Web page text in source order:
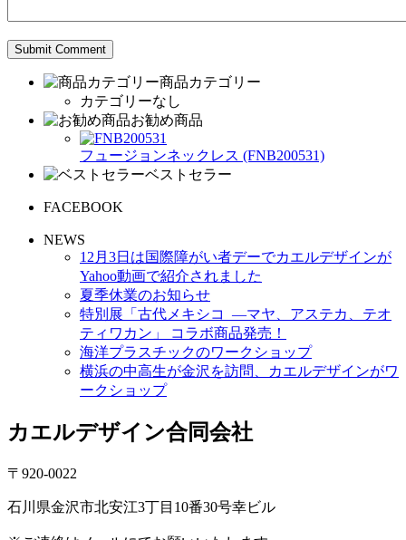
商品カテゴリー
カテゴリーなし
お勧め商品
フュージョンネックレス (FNB200531)
ベストセラー
FACEBOOK
NEWS
12月3日は国際障がい者デーでカエルデザインが
Yahoo動画で紹介されました
夏季休業のお知らせ
特別展「古代メキシコ ―マヤ、アステカ、テオ
ティワカン」 コラボ商品発売！
海洋プラスチックのワークショップ
横浜の中高生が金沢を訪問、カエルデザインがワ
ークショップ
カエルデザイン合同会社
〒920-0022
石川県金沢市北安江3丁目10番30号幸ビル